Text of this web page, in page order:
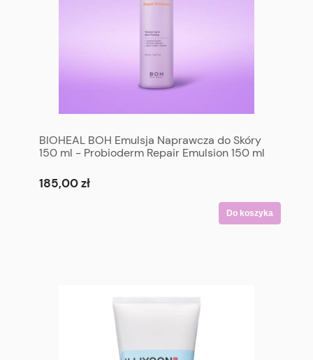
BIOHEAL BOH Emulsja Naprawcza do Skóry
150 ml - Probioderm Repair Emulsion 150 ml
185,00 zł
Do koszyka